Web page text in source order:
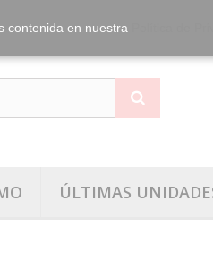
Tel.: info@washitape.es
ÚLTIMAS
contenida en nuestra